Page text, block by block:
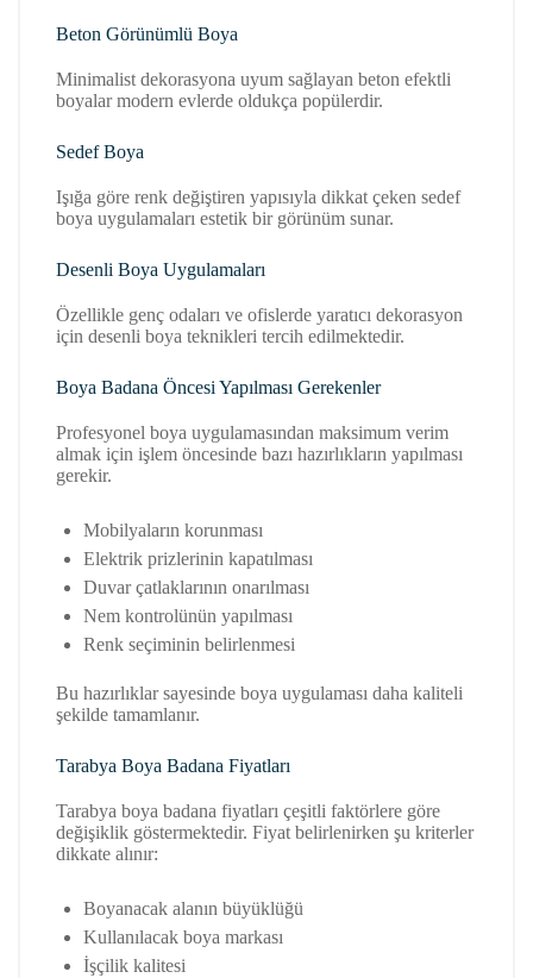
Beton Görünümlü Boya
Minimalist dekorasyona uyum sağlayan beton efektli
boyalar modern evlerde oldukça popülerdir.
Sedef Boya
Işığa göre renk değiştiren yapısıyla dikkat çeken sedef
boya uygulamaları estetik bir görünüm sunar.
Desenli Boya Uygulamaları
Özellikle genç odaları ve ofislerde yaratıcı dekorasyon
için desenli boya teknikleri tercih edilmektedir.
Boya Badana Öncesi Yapılması Gerekenler
Profesyonel boya uygulamasından maksimum verim
almak için işlem öncesinde bazı hazırlıkların yapılması
gerekir.
Mobilyaların korunması
Elektrik prizlerinin kapatılması
Duvar çatlaklarının onarılması
Nem kontrolünün yapılması
Renk seçiminin belirlenmesi
Bu hazırlıklar sayesinde boya uygulaması daha kaliteli
şekilde tamamlanır.
Tarabya Boya Badana Fiyatları
Tarabya boya badana fiyatları çeşitli faktörlere göre
değişiklik göstermektedir. Fiyat belirlenirken şu kriterler
dikkate alınır:
Boyanacak alanın büyüklüğü
Kullanılacak boya markası
İşçilik kalitesi